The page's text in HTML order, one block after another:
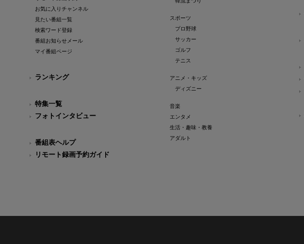
お気に入りチャンネル
見たい番組一覧
検索ワード登録
番組お知らせメール
マイ番組ページ
ランキング
特集一覧
フォトインタビュー
番組表ヘルプ
リモート録画予約ガイド
スポーツ
プロ野球
サッカー
ゴルフ
テニス
アニメ・キッズ
ディズニー
音楽
エンタメ
生活・趣味・教養
アダルト